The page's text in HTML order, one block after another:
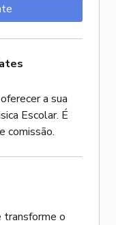
a sua
Escolar. É
comissão.
transforme o